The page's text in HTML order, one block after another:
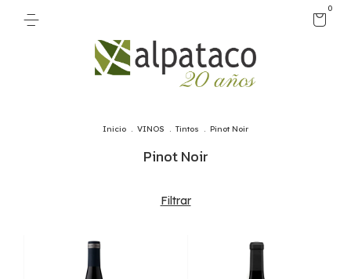
0
Inicio . VINOS . Tintos . Pinot Noir
Pinot Noir
Filtrar